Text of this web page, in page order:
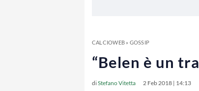
CALCIOWEB» GOSSIP
“Belen è un
diStefano Vitetta 2 Feb 2018 | 14:13